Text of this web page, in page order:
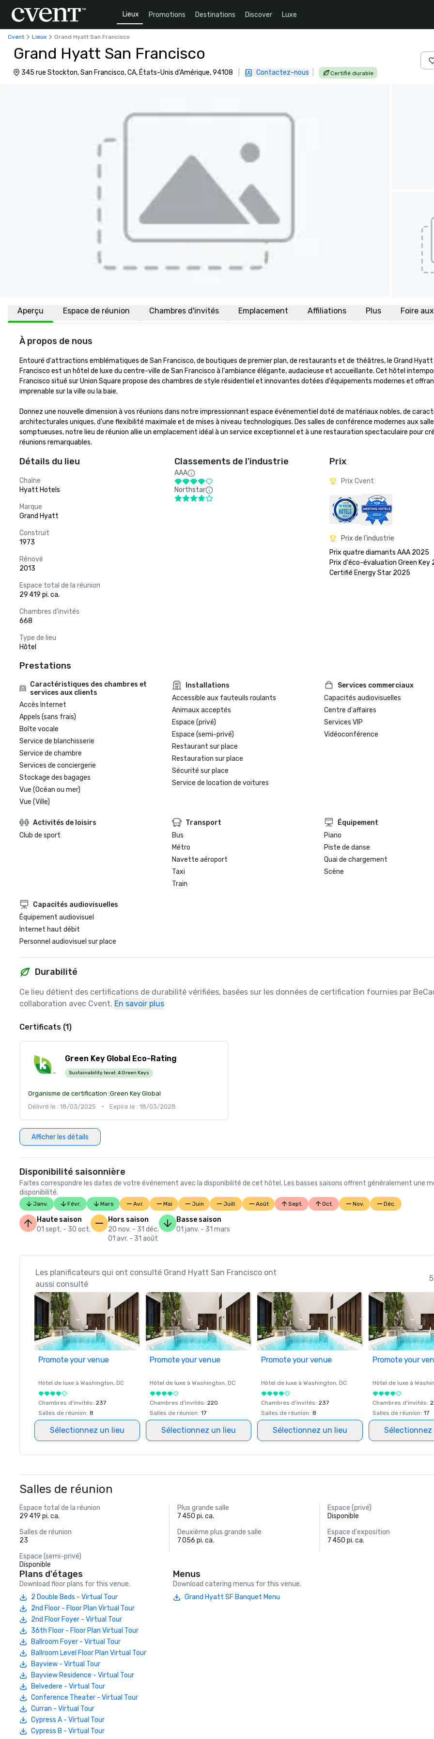
Lieux Promotions Destinations Discover Luxe
Cvent Lieux Grand Hyatt San Francisco
Grand Hyatt San Francisco
345 rue Stockton, San Francisco, CA, États-Unis d'Amérique, 94108 Contactez-nous Certifié durable
Aperçu Espace de réunion Chambres d'invités Emplacement Affiliations Plus Foire
À propos de nous
Entouré d'attractions emblématiques de San Francisco, de boutiques de premier plan, de restaurants et de théâtres, le Grand Hyatt
Francisco est un hôtel de luxe du centre-ville de San Francisco à l'ambiance élégante, audacieuse et accueillante. Cet hôtel
Francisco situé sur Union Square propose des chambres de style résidentiel et innovantes dotées d'équipements modernes et
imprenable sur la ville ou la baie.
Donnez une nouvelle dimension à vos réunions dans notre impressionnant espace événementiel doté de matériaux nobles, de
architecturales uniques, d'une flexibilité maximale et de mises à niveau technologiques. Des salles de conférence modernes aux
somptueuses, notre lieu de réunion allie un emplacement idéal à un service exceptionnel et à une restauration spectaculaire pour
réunions remarquables.
Détails du lieu
Chaîne
Hyatt Hotels
Marque
Grand Hyatt
Construit
1973
Rénové
2013
Espace total de la réunion
29 419 pi. ca.
Chambres d'invités
668
Type de lieu
Hôtel
Classements de l'industrie
AAA
Northstar
Prix
Prix Cvent
Prix de l'industrie
Prix quatre diamants AAA 2025
Prix d'éco-évaluation Green Key
Prestations
Caractéristiques des chambres et
services aux clients
Accès Internet
Appels (sans frais)
Boîte vocale
Service de blanchisserie
Service de chambre
Services de conciergerie
Stockage des bagages
Vue (Océan ou mer)
Vue (Ville)
Installations
Accessible aux fauteuils roulants
Animaux acceptés
Espace (privé)
Espace (semi-privé)
Restaurant sur place
Restauration sur place
Sécurité sur place
Service de location de voitures
Services commerciaux
Capacités audiovisuelles
Centre d'affaires
Services VIP
Vidéoconférence
Activités de loisirs
Club de sport
Transport
Bus
Métro
Navette aéroport
Taxi
Train
Équipement
Piano
Piste de danse
Quai de chargement
Scène
Capacités audiovisuelles
Équipement audiovisuel
Internet haut débit
Personnel audiovisuel sur place
Durabilité
Ce lieu détient des certifications de durabilité vérifiées, basées sur les données de certification fournies par
collaboration avec Cvent. En savoir plus
Certificats (1)
Green Key Global Eco-Rating
Sustainability level: 4 Green Keys
Organisme de certification :Green Key Global
Délivré le : 18/03/2025
• Expire le : 18/03/2028
Afficher les détails
Disponibilité saisonnière
Faites correspondre les dates de votre événement avec la disponibilité de cet hôtel. Les basses saisons offrent généralement une
disponibilité.
Janv. Févr. Mars Avr. Mai Juin Juill. Août Sept. Oct. Nov. Déc.
Haute saison
01 sept. - 30 oct.
Hors saison
20 nov. - 31 déc.
01 avr. - 31 août
Basse saison
01 janv. - 31 mars
Les planificateurs qui ont consulté Grand Hyatt San Francisco ont
aussi consulté
Promote your venue
Hôtel de luxe à Washington, DC
Chambres d'invités: 237
Salles de réunion: 8
Sélectionnez un lieu
Promote your venue
Hôtel de luxe à Washington, DC
Chambres d'invités: 220
Salles de réunion: 17
Sélectionnez un lieu
Promote your venue
Hôtel de luxe à Washington, DC
Chambres d'invités: 237
Salles de réunion: 8
Sélectionnez un lieu
Promote your
Hôtel de luxe à
Chambres d'invités:
Salles de réunion: 17
Sélectionnez
Salles de réunion
Espace total de la réunion
29 419 pi. ca.
Plus grande salle
7 450 pi. ca.
Espace (privé)
Disponible
Salles de réunion
23
Deuxième plus grande salle
7 056 pi. ca.
Espace d'exposition
7 450 pi. ca.
Espace (semi-privé)
Disponible
Plans d'étages
Download floor plans for this venue.
2 Double Beds - Virtual Tour
2nd Floor - Floor Plan Virtual Tour
2nd Floor Foyer - Virtual Tour
36th Floor - Floor Plan Virtual Tour
Ballroom Foyer - Virtual Tour
Ballroom Level Floor Plan Virtual Tour
Bayview - Virtual Tour
Bayview Residence - Virtual Tour
Belvedere - Virtual Tour
Conference Theater - Virtual Tour
Curran - Virtual Tour
Cypress A - Virtual Tour
Cypress B - Virtual Tour
Menus
Download catering menus for this venue.
Grand Hyatt SF Banquet Menu